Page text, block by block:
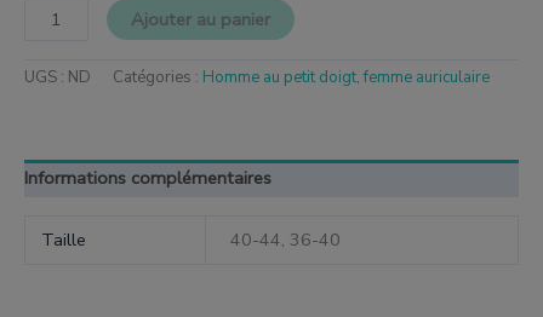
Ajouter au panier
UGS : ND Catégories : Homme au petit doigt,femme auriculaire
Informations complémentaires
Taille 40-44, 36-40